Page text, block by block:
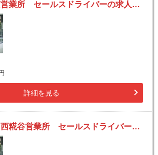
佐川急便 文京営業所 セールスドライバーの求人！安定収入と働きがい！大手の佐川急便で長期的に活躍できるチャンス♪
詳細を見る
佐川急便 大田西糀谷営業所 セールスドライバーの求人！安定収入と働きがい！大手の佐川急便で長期的に活躍できるチャンス♪